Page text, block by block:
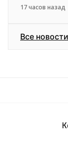
17 часов назад
Все новости